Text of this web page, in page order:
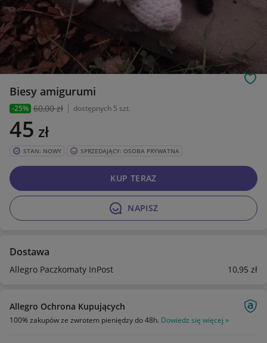
Biesy amigurumi
-25% 60,00 zł dostępnych 5 szt.
45 zł
STAN: NOWY SPRZEDAJĄCY: OSOBA PRYWATNA
NAPISZ
KUP TERAZ
Dostawa
Allegro Paczkomaty InPost 10,95 zł
Allegro Ochrona Kupujących
100% zakupów ze zwrotem pieniędzy do 48h. Dowiedz się więcej »